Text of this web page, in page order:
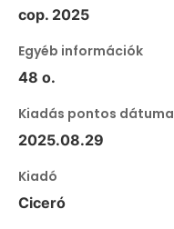
cop. 2025
Egyéb információk
48 o.
Kiadás pontos dátuma
2025.08.29
Kiadó
Ciceró